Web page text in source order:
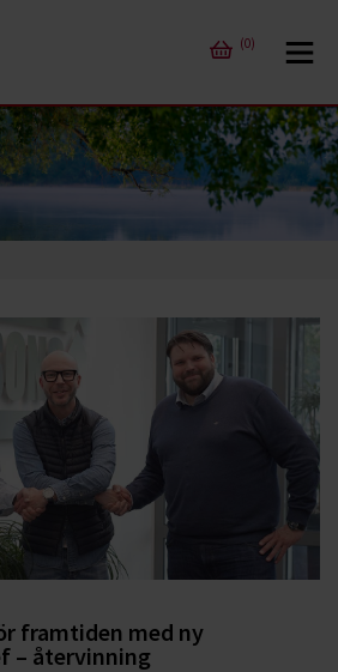
(0)
framtiden med ny
– återvinning